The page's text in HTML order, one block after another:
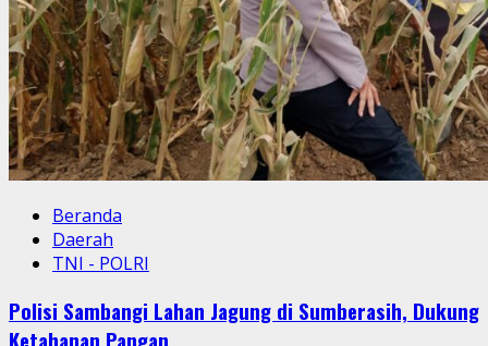
Beranda
Daerah
TNI - POLRI
Polisi Sambangi Lahan Jagung di Sumberasih, Dukung
Ketahanan Pangan